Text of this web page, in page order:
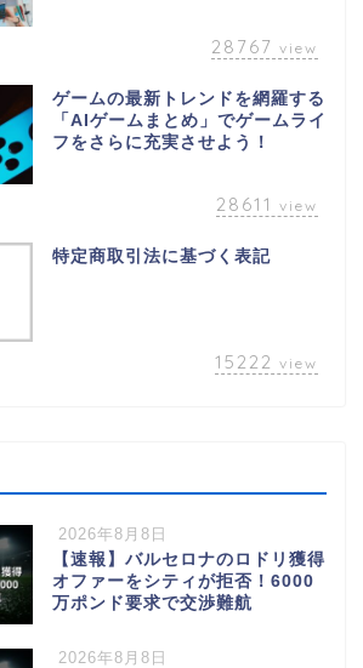
28767 view
ゲームの最新トレンドを網羅する
「AIゲームまとめ」でゲームライ
フをさらに充実させよう！
28611 view
特定商取引法に基づく表記
15222 view
2026年8月8日
【速報】バルセロナのロドリ獲得
オファーをシティが拒否！6000
万ポンド要求で交渉難航
2026年8月8日